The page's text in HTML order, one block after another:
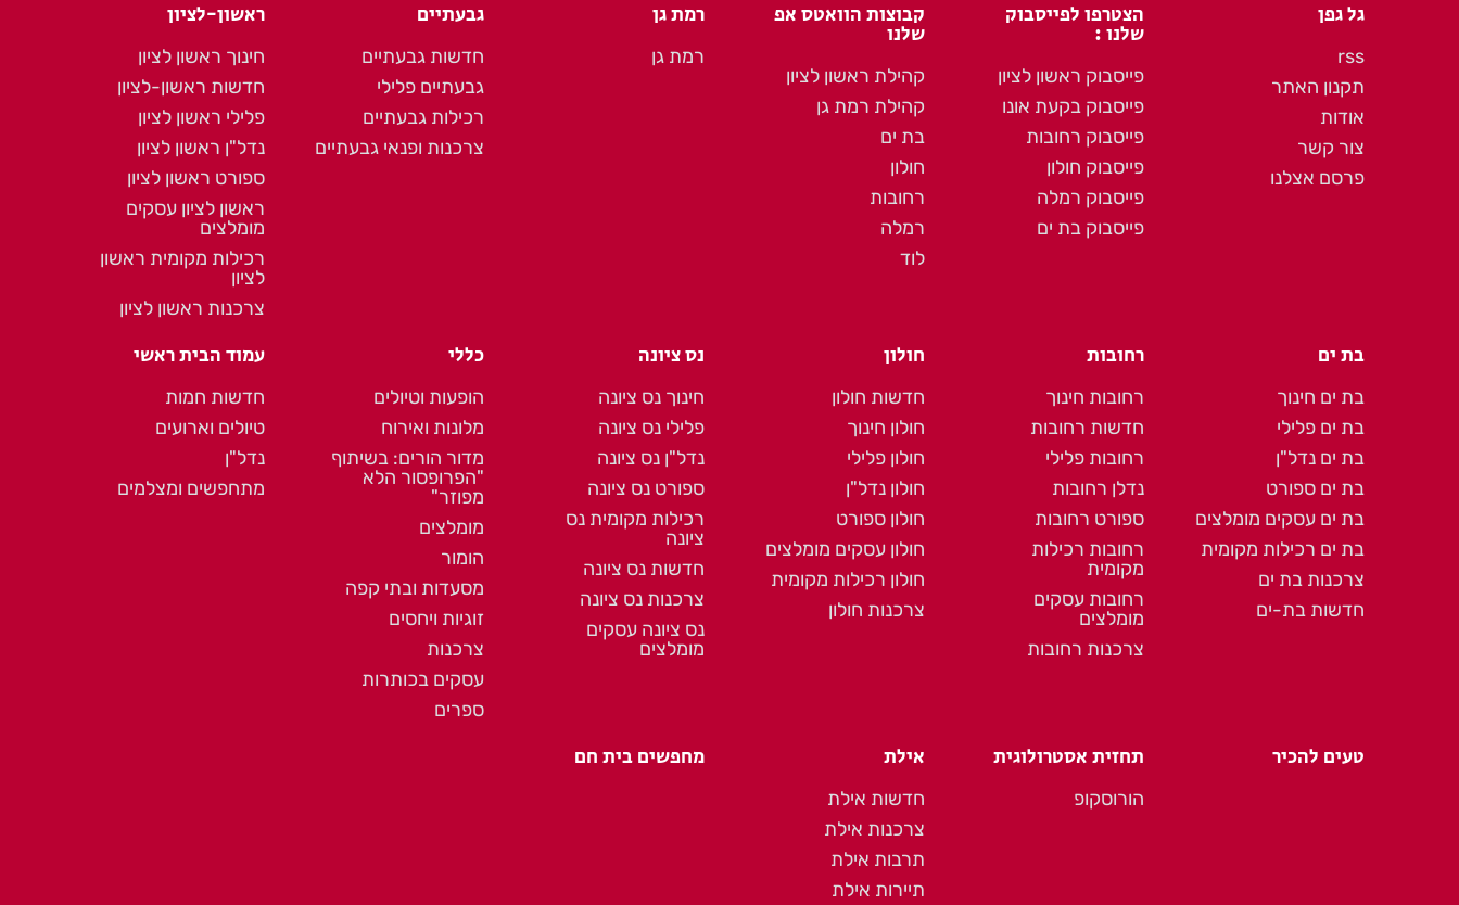
גל גפן
rss
תקנון האתר
אודות
צור קשר
פרסם אצלנו
הצטרפו לפייסבוק
שלנו :
פייסבוק ראשון לציון
פייסבוק בקעת אונו
פייסבוק רחובות
פייסבוק חולון
פייסבוק רמלה
פייסבוק בת ים
קבוצות הוואטס אפ
שלנו
קהילת ראשון לציון
קהילת רמת גן
בת ים
חולון
רחובות
רמלה
לוד
רמת גן
רמת גן
גבעתיים
חדשות גבעתיים
גבעתיים פלילי
רכילות גבעתיים
צרכנות ופנאי גבעתיים
ראשון-לציון
חינוך ראשון לציון
חדשות ראשון-לציון
פלילי ראשון לציון
נדל"ן ראשון לציון
ספורט ראשון לציון
ראשון לציון עסקים
מומלצים
רכילות מקומית ראשון
לציון
צרכנות ראשון לציון
בת ים
בת ים חינוך
בת ים פלילי
בת ים נדל"ן
בת ים ספורט
בת ים עסקים מומלצים
בת ים רכילות מקומית
צרכנות בת ים
חדשות בת-ים
רחובות
רחובות חינוך
חדשות רחובות
רחובות פלילי
נדלן רחובות
ספורט רחובות
רחובות רכילות
מקומית
רחובות עסקים
מומלצים
צרכנות רחובות
חולון
חדשות חולון
חולון חינוך
חולון פלילי
חולון נדל"ן
חולון ספורט
חולון עסקים מומלצים
חולון רכילות מקומית
צרכנות חולון
נס ציונה
חינוך נס ציונה
פלילי נס ציונה
נדל"ן נס ציונה
ספורט נס ציונה
רכילות מקומית נס
ציונה
חדשות נס ציונה
צרכנות נס ציונה
נס ציונה עסקים
מומלצים
כללי
הופעות וטיולים
מלונות ואירוח
מדור הורים: בשיתוף
"הפרופסור הלא
מפוזר"
מומלצים
הומור
מסעדות ובתי קפה
זוגיות ויחסים
צרכנות
עסקים בכותרות
ספרים
עמוד הבית ראשי
חדשות חמות
טיולים וארועים
נדל"ן
מתחפשים ומצלמים
טעים להכיר תחזית אסטרולוגית
הורוסקופ
אילת
חדשות אילת
צרכנות אילת
תרבות אילת
תיירות אילת
מחפשים בית חם